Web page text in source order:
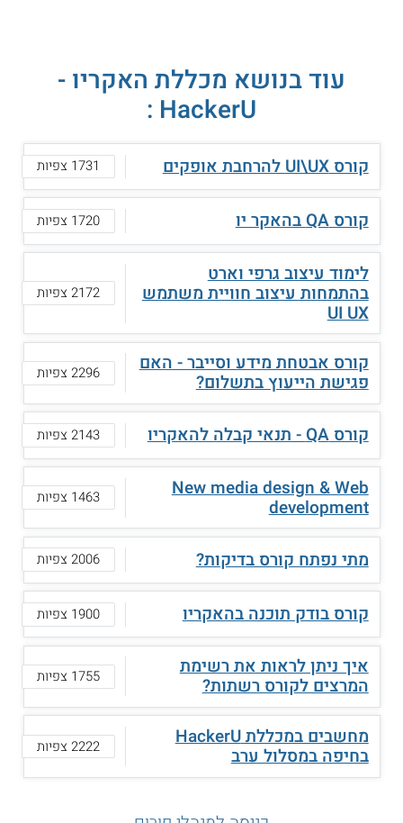
עוד בנושא מכללת האקריו -
HackerU :
קורס UI\UX להרחבת אופקים 1731 צפיות
קורס QA בהאקר יו 1720 צפיות
לימוד עיצוב גרפי וארט
בהתמחות עיצוב חוויית משתמש
UI UX
2172 צפיות
קורס אבטחת מידע וסייבר - האם
פגישת הייעוץ בתשלום? 2296 צפיות
קורס QA - תנאי קבלה להאקריו 2143 צפיות
New media design & Web
development 1463 צפיות
מתי נפתח קורס בדיקות? 2006 צפיות
קורס בודק תוכנה בהאקריו 1900 צפיות
איך ניתן לראות את רשימת
המרצים לקורס רשתות? 1755 צפיות
מחשבים במכללת HackerU
בחיפה במסלול ערב 2222 צפיות